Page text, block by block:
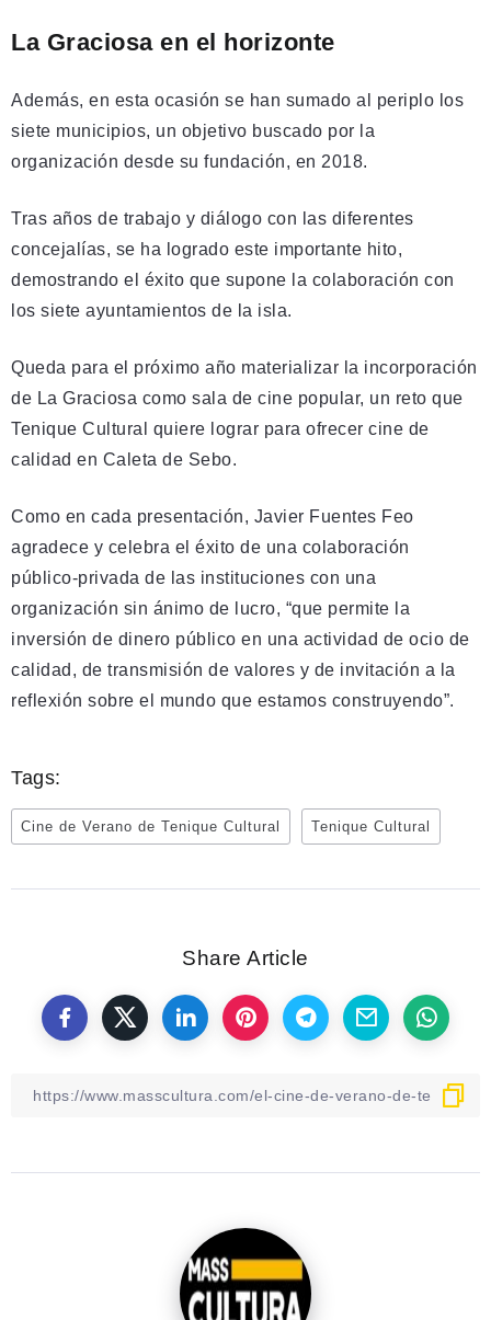
La Graciosa en el horizonte
Además, en esta ocasión se han sumado al periplo los
siete municipios, un objetivo buscado por la
organización desde su fundación, en 2018.
Tras años de trabajo y diálogo con las diferentes
concejalías, se ha logrado este importante hito,
demostrando el éxito que supone la colaboración con
los siete ayuntamientos de la isla.
Queda para el próximo año materializar la incorporación
de La Graciosa como sala de cine popular, un reto que
Tenique Cultural quiere lograr para ofrecer cine de
calidad en Caleta de Sebo.
Como en cada presentación, Javier Fuentes Feo
agradece y celebra el éxito de una colaboración
público-privada de las instituciones con una
organización sin ánimo de lucro, “que permite la
inversión de dinero público en una actividad de ocio de
calidad, de transmisión de valores y de invitación a la
reflexión sobre el mundo que estamos construyendo”.
Tags:
Cine de Verano de Tenique Cultural Tenique Cultural
Share Article